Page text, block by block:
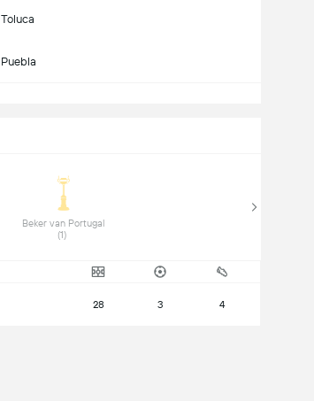
Toluca
Puebla
Beker van Portugal
28 3 4